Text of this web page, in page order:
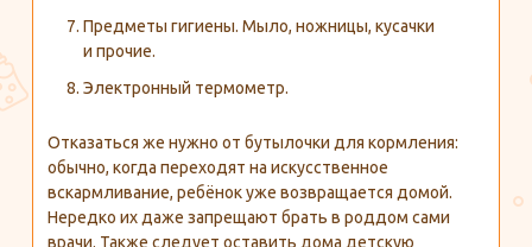
Предметы гигиены. Мыло, ножницы, кусачки
и прочие.
Электронный термометр.
Отказаться же нужно от бутылочки для кормления:
обычно, когда переходят на искусственное
вскармливание, ребёнок уже возвращается домой.
Нередко их даже запрещают брать в роддом сами
врачи. Также следует оставить дома детскую